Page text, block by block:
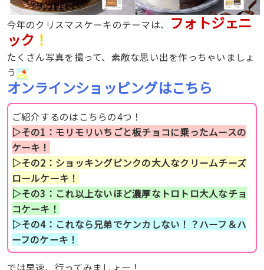
今年のクリスマスケーキのテーマは、
フォトジェニ
ック ！
たくさん写真を撮って、素敵な思い出を作っちゃいましょ
う
オンラインショッピングはこちら
ご紹介するのはこちらの4つ！
▷その1：モリモリいちごと板チョコに乗ったムースの
ケーキ！
▷その2：ショッキングピンクの大人なクリームチーズ
ロールケーキ！
▷その3：これ以上ないほど濃厚なトロトロ大人なチョ
コケーキ！
▷その4：これなら兄弟でケンカしない！？ハーフ＆ハ
ーフのケーキ！
では早速、行ってみましょー！